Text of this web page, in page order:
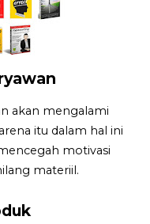
akan mengalami
itu dalam hal ini
motivasi
materiil.